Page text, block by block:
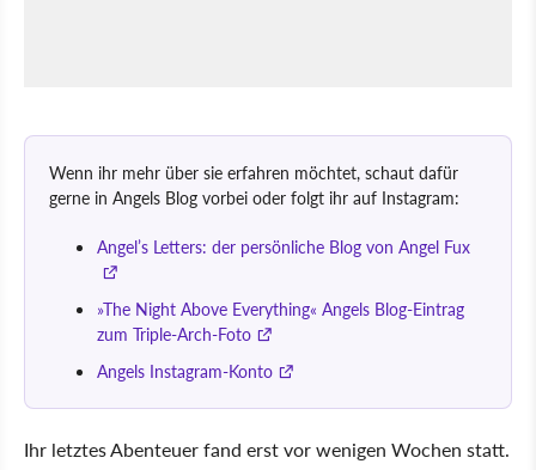
Wenn ihr mehr über sie erfahren möchtet, schaut dafür
gerne in Angels Blog vorbei oder folgt ihr auf Instagram:
Angel’s Letters: der persönliche Blog von Angel Fux
»The Night Above Everything« Angels Blog-Eintrag
zum Triple-Arch-Foto
Angels Instagram-Konto
Ihr letztes Abenteuer fand erst vor wenigen Wochen statt.